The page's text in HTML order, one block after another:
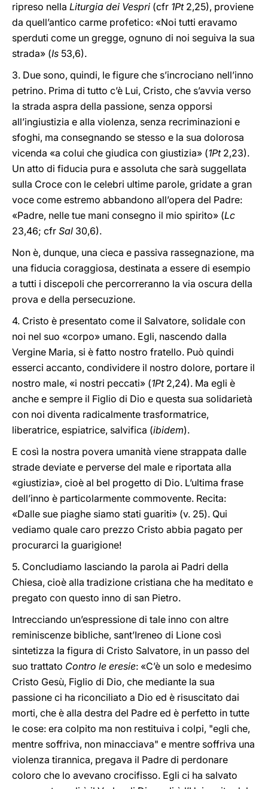
ripreso nella Liturgia dei Vespri (cfr 1Pt2,25), proviene
da quell’antico carme profetico: «Noi tutti eravamo
sperduti come un gregge, ognuno di noi seguiva la sua
strada» (Is 53,6).
3. Due sono, quindi, le figure che s’incrociano nell’inno
petrino. Prima di tutto c’è Lui, Cristo, che s’avvia verso
la strada aspra della passione, senza opporsi
all’ingiustizia e alla violenza, senza recriminazioni e
sfoghi, ma consegnando se stesso e la sua dolorosa
vicenda «a colui che giudica con giustizia» (1Pt 2,23).
Un atto di fiducia pura e assoluta che sarà suggellata
sulla Croce con le celebri ultime parole, gridate a gran
voce come estremo abbandono all’opera del Padre:
«Padre, nelle tue mani consegno il mio spirito» (Lc
23,46; cfr Sal 30,6).
Non è, dunque, una cieca e passiva rassegnazione, ma
una fiducia coraggiosa, destinata a essere di esempio
a tutti i discepoli che percorreranno la via oscura della
prova e della persecuzione.
4. Cristo è presentato come il Salvatore, solidale con
noi nel suo «corpo» umano. Egli, nascendo dalla
Vergine Maria, si è fatto nostro fratello. Può quindi
esserci accanto, condividere il nostro dolore, portare il
nostro male, «i nostri peccati» (1Pt 2,24). Ma egli è
anche e sempre il Figlio di Dio e questa sua solidarietà
con noi diventa radicalmente trasformatrice,
liberatrice, espiatrice, salvifica (ibidem).
E così la nostra povera umanità viene strappata dalle
strade deviate e perverse del male e riportata alla
«giustizia», cioè al bel progetto di Dio. L’ultima frase
dell’inno è particolarmente commovente. Recita:
«Dalle sue piaghe siamo stati guariti» (v. 25). Qui
vediamo quale caro prezzo Cristo abbia pagato per
procurarci la guarigione!
5. Concludiamo lasciando la parola ai Padri della
Chiesa, cioè alla tradizione cristiana che ha meditato e
pregato con questo inno di san Pietro.
Intrecciando un’espressione di tale inno con altre
reminiscenze bibliche, sant’Ireneo di Lione così
sintetizza la figura di Cristo Salvatore, in un passo del
suo trattato Contro le eresie: «C’è un solo e medesimo
Cristo Gesù, Figlio di Dio, che mediante la sua
passione ci ha riconciliato a Dio ed è risuscitato dai
morti, che è alla destra del Padre ed è perfetto in tutte
le cose: era colpito ma non restituiva i colpi, "egli che,
mentre soffriva, non minacciava" e mentre soffriva una
violenza tirannica, pregava il Padre di perdonare
coloro che lo avevano crocifisso. Egli ci ha salvato